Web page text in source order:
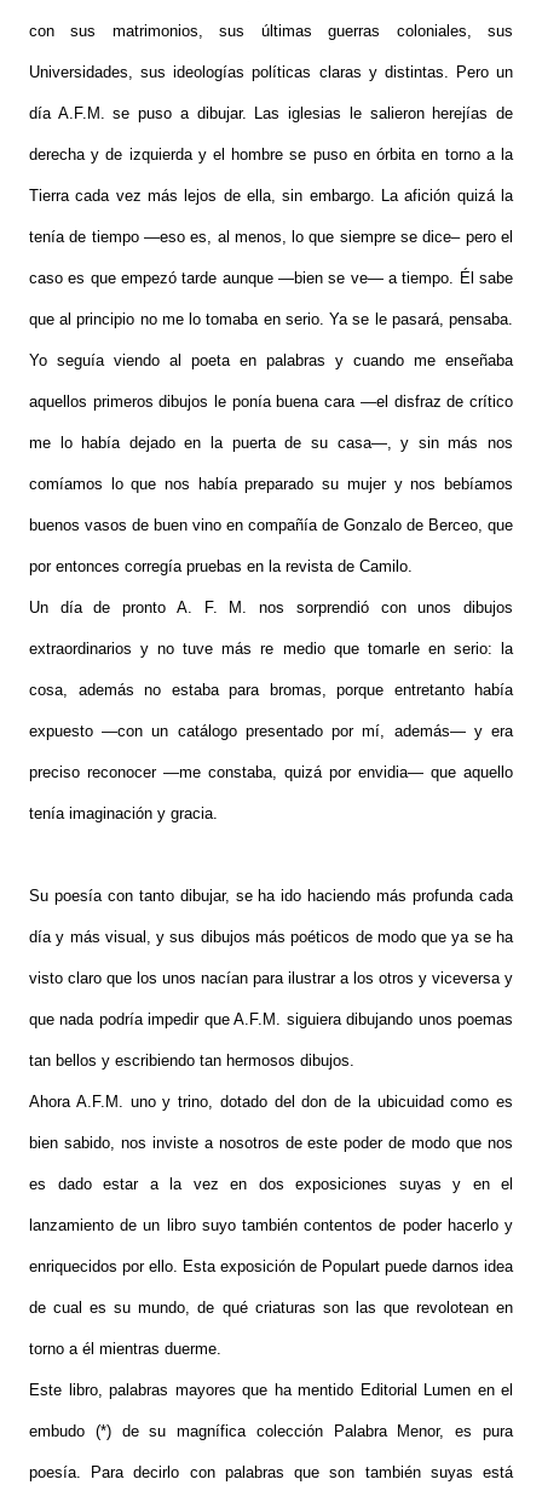
con sus matrimonios, sus últimas guerras coloniales, sus
Universidades, sus ideologías políticas claras y distintas. Pero un
día A.F.M. se puso a dibujar. Las iglesias le salieron herejías de
derecha y de izquierda y el hombre se puso en órbita en torno a la
Tierra cada vez más lejos de ella, sin embargo. La afición quizá la
tenía de tiempo —eso es, al menos, lo que siempre se dice– pero el
caso es que empezó tarde aunque —bien se ve— a tiempo. Él sabe
que al principio no me lo tomaba en serio. Ya se le pasará, pensaba.
Yo seguía viendo al poeta en palabras y cuando me enseñaba
aquellos primeros dibujos le ponía buena cara —el disfraz de crítico
me lo había dejado en la puerta de su casa—, y sin más nos
comíamos lo que nos había preparado su mujer y nos bebíamos
buenos vasos de buen vino en compañía de Gonzalo de Berceo, que
por entonces corregía pruebas en la revista de Camilo.
Un día de pronto A. F. M. nos sorprendió con unos dibujos
extraordinarios y no tuve más re medio que tomarle en serio: la
cosa, además no estaba para bromas, porque entretanto había
expuesto —con un catálogo presentado por mí, además— y era
preciso reconocer —me constaba, quizá por envidia— que aquello
tenía imaginación y gracia.
Su poesía con tanto dibujar, se ha ido haciendo más profunda cada
día y más visual, y sus dibujos más poéticos de modo que ya se ha
visto claro que los unos nacían para ilustrar a los otros y viceversa y
que nada podría impedir que A.F.M. siguiera dibujando unos poemas
tan bellos y escribiendo tan hermosos dibujos.
Ahora A.F.M. uno y trino, dotado del don de la ubicuidad como es
bien sabido, nos inviste a nosotros de este poder de modo que nos
es dado estar a la vez en dos exposiciones suyas y en el
lanzamiento de un libro suyo también contentos de poder hacerlo y
enriquecidos por ello. Esta exposición de Populart puede darnos idea
de cual es su mundo, de qué criaturas son las que revolotean en
torno a él mientras duerme.
Este libro, palabras mayores que ha mentido Editorial Lumen en el
embudo (*) de su magnífica colección Palabra Menor, es pura
poesía. Para decirlo con palabras que son también suyas está